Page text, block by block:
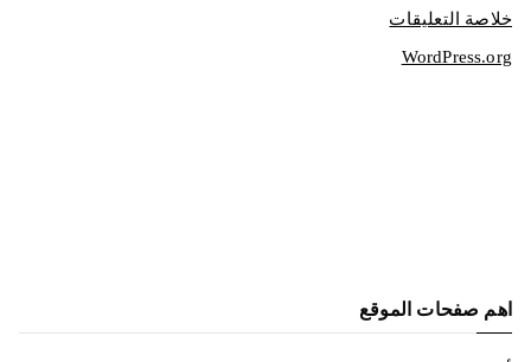
خلاصة التعليقات
WordPress.org
اهم صفحات الموقع